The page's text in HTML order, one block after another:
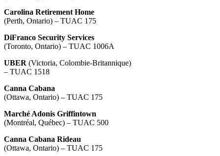
Carolina Retirement Home
(Perth, Ontario) – TUAC 175
DiFranco Security Services
(Toronto, Ontario) – TUAC 1006A
UBER (Victoria, Colombie-Britannique)
– TUAC 1518
Canna Cabana
(Ottawa, Ontario) – TUAC 175
Marché Adonis Griffintown
(Montréal, Québec) – TUAC 500
Canna Cabana Rideau
(Ottawa, Ontario) – TUAC 175